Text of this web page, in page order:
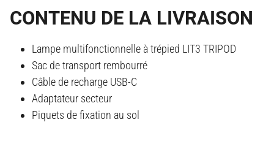
CONTENU DE LA LIVRAISON
Lampe multifonctionnelle à trépied LIT3 TRIPOD
Sac de transport rembourré
Câble de recharge USB-C
Adaptateur secteur
Piquets de fixation au sol